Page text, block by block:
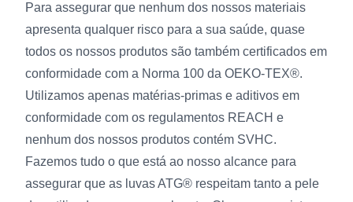
Para assegurar que nenhum dos nossos materiais
apresenta qualquer risco para a sua saúde, quase
todos os nossos produtos são também certificados em
conformidade com a Norma 100 da OEKO-TEX®.
Utilizamos apenas matérias-primas e aditivos em
conformidade com os regulamentos REACH e
nenhum dos nossos produtos contém SVHC.
Fazemos tudo o que está ao nosso alcance para
assegurar que as luvas ATG® respeitam tanto a pele